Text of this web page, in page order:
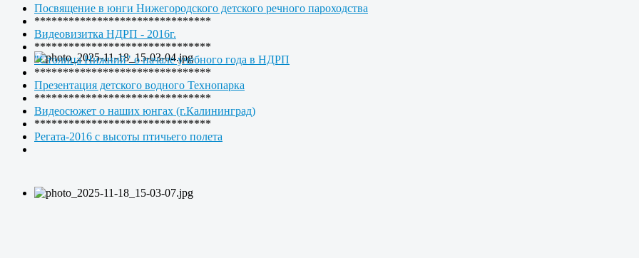
Посвящение в юнги Нижегородского детского речного пароходства
*******************************
Видеовизитка НДРП - 2016г.
*******************************
"Столица Нижний" о начале учебного года в НДРП
*******************************
Презентация детского водного Технопарка
*******************************
Видеосюжет о наших юнгах (г.Калининград)
*******************************
Регата-2016 с высоты птичьего полета